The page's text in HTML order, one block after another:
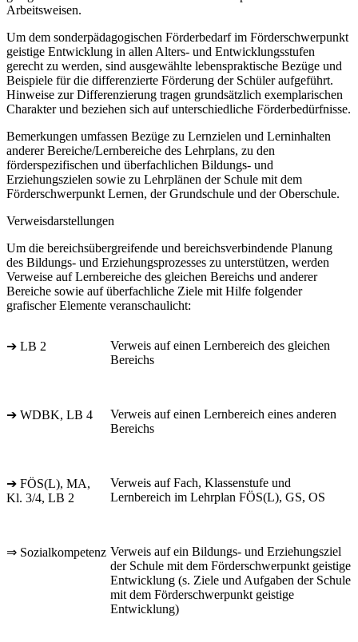
Arbeitsweisen.
Um dem sonderpädagogischen Förderbedarf im Förderschwerpunkt
geistige Entwicklung in allen Alters- und Entwicklungsstufen
gerecht zu werden, sind ausgewählte lebenspraktische Bezüge und
Beispiele für die differenzierte Förderung der Schüler aufgeführt.
Hinweise zur Differenzierung tragen grundsätzlich exemplarischen
Charakter und beziehen sich auf unterschiedliche Förderbedürfnisse.
Bemerkungen umfassen Bezüge zu Lernzielen und Lerninhalten
anderer Bereiche/Lernbereiche des Lehrplans, zu den
förderspezifischen und überfachlichen Bildungs- und
Erziehungszielen sowie zu Lehrplänen der Schule mit dem
Förderschwerpunkt Lernen, der Grundschule und der Oberschule.
Verweisdarstellungen
Um die bereichsübergreifende und bereichsverbindende Planung
des Bildungs- und Erziehungsprozesses zu unterstützen, werden
Verweise auf Lernbereiche des gleichen Bereichs und anderer
Bereiche sowie auf überfachliche Ziele mit Hilfe folgender
grafischer Elemente veranschaulicht:
➔ LB 2
Verweis auf einen Lernbereich des gleichen
Bereichs
➔ WDBK, LB 4
Verweis auf einen Lernbereich eines anderen
Bereichs
➔ FÖS(L), MA,
Kl. 3/4, LB 2
Verweis auf Fach, Klassenstufe und
Lernbereich im Lehrplan FÖS(L), GS, OS
⇒ Sozialkompetenz Verweis auf ein Bildungs- und Erziehungsziel
der Schule mit dem Förderschwerpunkt geistige
Entwicklung (s. Ziele und Aufgaben der Schule
mit dem Förderschwerpunkt geistige
Entwicklung)